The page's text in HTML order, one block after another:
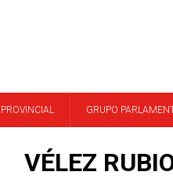
GRUPO
VÉLEZ